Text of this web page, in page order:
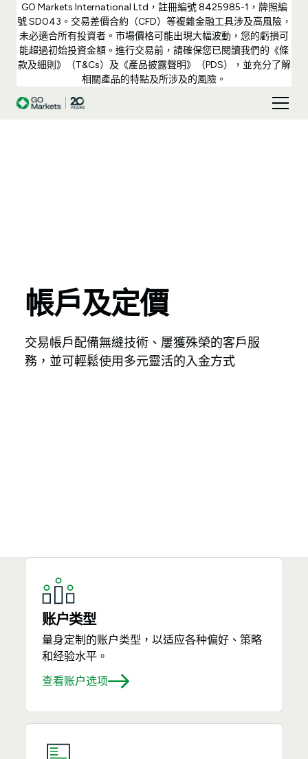
GO Markets International Ltd，註冊編號 8425985-1，牌照編
號 SD043。交易差價合約（CFD）等複雜金融工具涉及高風險，
未必適合所有投資者。市場價格可能出現大幅波動，您的虧損可
能超過初始投資金額。進行交易前，請確保您已閱讀我們的《條
款及細則》（T&Cs）及《產品披露聲明》（PDS），並充分了解
相關產品的特點及所涉及的風險。
帳戶及定價
交易帳戶配備無縫技術、屢獲殊榮的客戶服
務，並可輕鬆使用多元靈活的入金方式
账户类型
量身定制的账户类型，以适应各种偏好、策略
和经验水平。
查看账户选项